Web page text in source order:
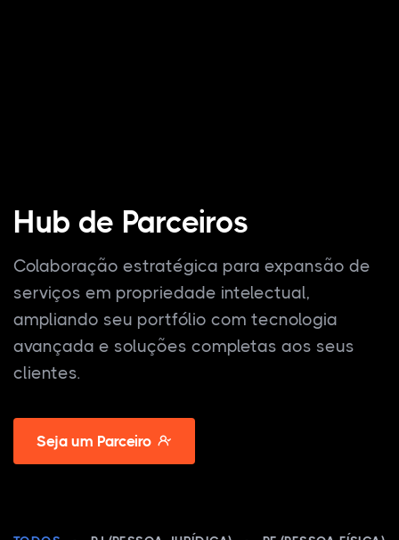
Hub de Parceiros
Colaboração estratégica para expansão de
serviços em propriedade intelectual,
ampliando seu portfólio com tecnologia
avançada e soluções completas aos seus
clientes.
Seja um Parceiro